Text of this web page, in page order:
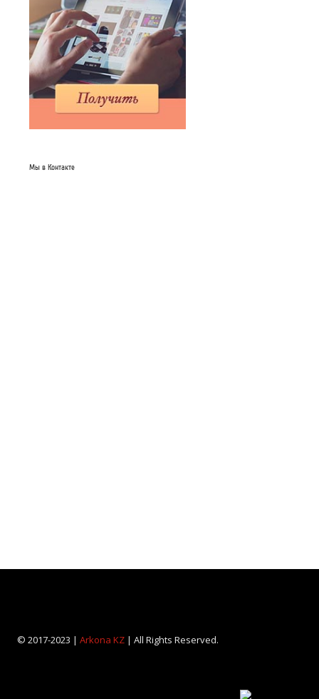
Мы в Контакте
© 2017-2023 | Arkona KZ| All Rights Reserved.